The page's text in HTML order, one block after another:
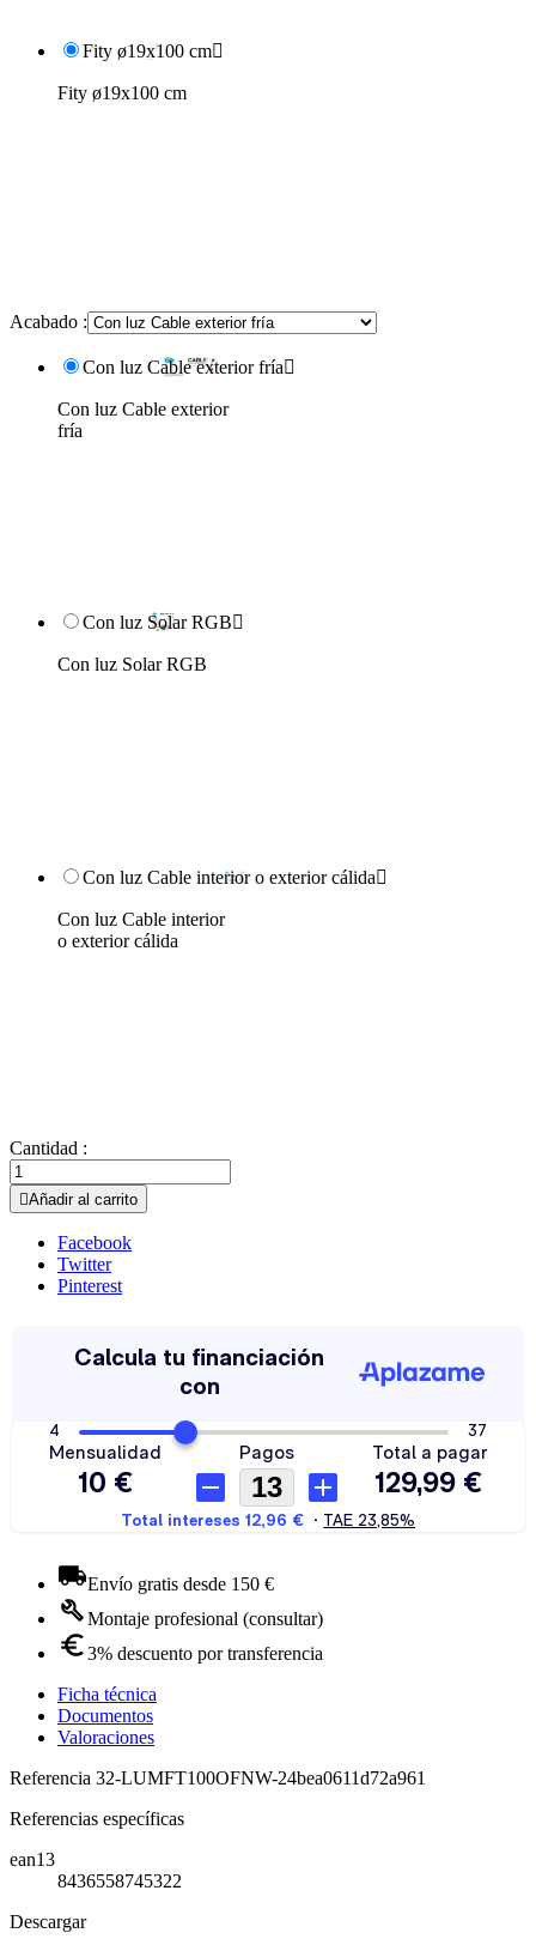
Fity ø19x100 cm
Fity ø19x100 cm
Acabado :
Con luz Cable exterior fría
Con luz Cable exterior
fría
Con luz Solar RGB
Con luz Solar RGB
Con luz Cable interior o exterior cálida
Con luz Cable interior
o exterior cálida
Cantidad :
Añadir al carrito
Facebook
Twitter
Pinterest
Envío gratis desde 150 €
Montaje profesional (consultar)
3% descuento por transferencia
Ficha técnica
Documentos
Valoraciones
Referencia 32-LUMFT100OFNW-24bea0611d72a961
Referencias específicas
ean13
8436558745322
Descargar